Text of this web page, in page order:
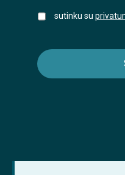
sutinku su